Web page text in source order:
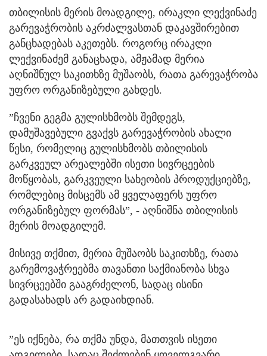
თბილისის მერის მოადგილე, ირაკლი ლექვინაძე
გარევაჭრობის აკრძალვასთან დაკავშირებით
განცხადებას აკეთებს. როგორც ირაკლი
ლექვინაძემ განაცხადა, ამჟამად მერია
აღნიშნულ საკითხზე მუშაობს, რათა გარევაჭრობა
უფრო ორგანიზებული გახდეს.
”ჩვენი გეგმა გულისხმობს შემდეგს,
დამუშავებული გვაქვს გარევაჭრობის ახალი
წესი, რომელიც გულისხმობს თბილისის
გარკვეულ არეალებში ისეთი სივრცეების
მოწყობას, გარკვეული სახეობის პროდუქციებზე,
რომლებიც მისცემს ამ ყველაფერს უფრო
ორგანიზებულ ფორმას”, - აღნიშნა თბილისის
მერის მოადგილემ.
მისივე თქმით, მერია მუშაობს საკითხზე, რათა
გარემოვაჭრეებმა თავანთი საქმიანობა სხვა
სივრცეებში გააგრძელონ, სადაც ისინი
გადასახადს არ გადაიხდიან.
”ეს იქნება, რა თქმა უნდა, მათთვის ისეთი